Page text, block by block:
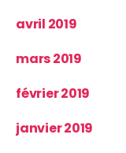
avril 2019
mars 2019
février 2019
janvier 2019